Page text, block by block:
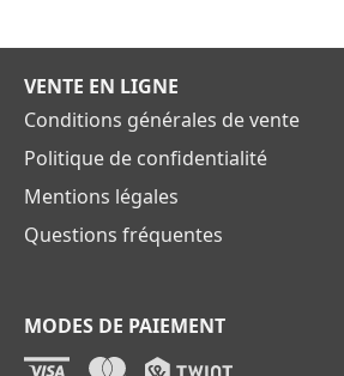
VENTE EN LIGNE
Conditions générales de vente
Politique de confidentialité
Mentions légales
Questions fréquentes
MODES DE PAIEMENT